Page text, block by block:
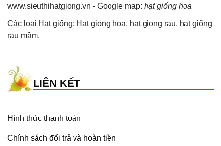
www.sieuthihatgiong.vn - Google map: hạt giống hoa
Các loại Hạt giống: Hat giong hoa, hat giong rau, hạt giống
rau mầm,
LIÊN KẾT
Hình thức thanh toán
Chính sách đổi trả và hoàn tiền